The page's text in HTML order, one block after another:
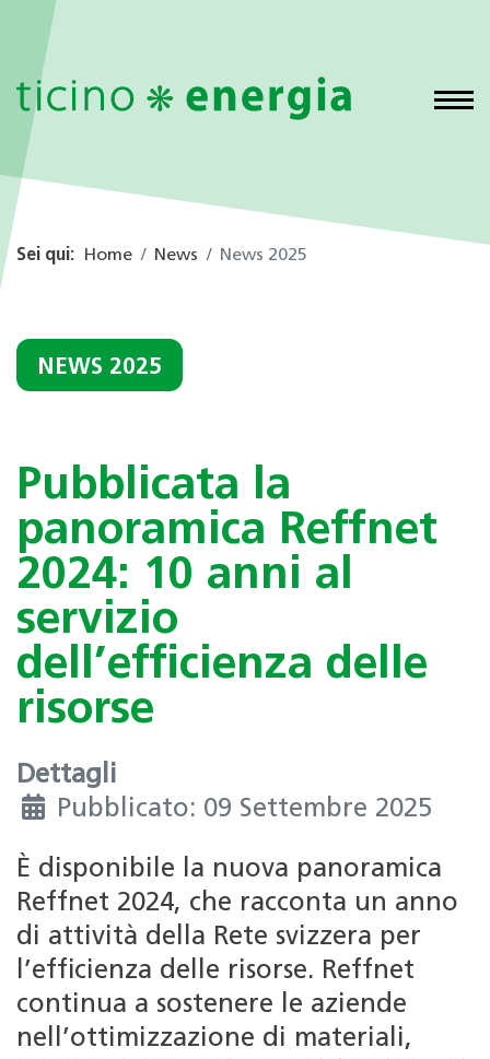
Sei qui: Home News News 2025
NEWS 2025
Pubblicata la
panoramica Reffnet
2024: 10 anni al
servizio
dell’efficienza delle
risorse
Dettagli
Pubblicato: 09 Settembre 2025
È disponibile la nuova panoramica
Reffnet 2024, che racconta un anno
di attività della Rete svizzera per
l’efficienza delle risorse. Reffnet
continua a sostenere le aziende
nell’ottimizzazione di materiali,